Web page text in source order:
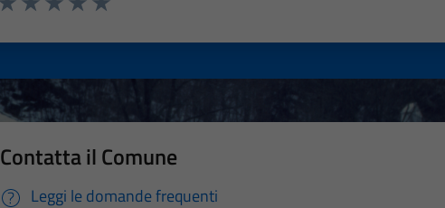
Contatta il Comune
Leggi le domande frequenti